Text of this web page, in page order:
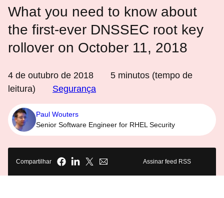
What you need to know about
the first-ever DNSSEC root key
rollover on October 11, 2018
4 de outubro de 2018 5 minutos (tempo de
leitura)
Segurança
Paul Wouters
Senior Software Engineer for RHEL Security
Compartilhar Assinar feed RSS